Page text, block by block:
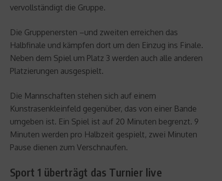
vervollständigt die Gruppe.
Die Gruppenersten –und zweiten erreichen das
Halbfinale und kämpfen dort um den Einzug ins Finale.
Neben dem Spiel um Platz 3 werden auch alle anderen
Platzierungen ausgespielt.
Die Mannschaften stehen sich auf einem
Kunstrasenkleinfeld gegenüber, das von einer Bande
umgeben ist. Ein Spiel ist auf 20 Minuten begrenzt. 9
Minuten werden pro Halbzeit gespielt, zwei Minuten
Pause dienen zum Verschnaufen.
Sport 1 überträgt das Turnier live